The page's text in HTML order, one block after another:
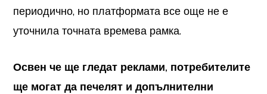
периодично, но платформата все още не е
уточнила точната времева рамка.
Освен че ще гледат реклами, потребителите
ще могат да печелят и допълнителни